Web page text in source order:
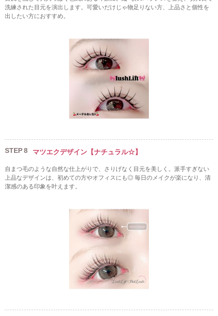
洗練された目元を演出します。可愛いだけじゃ物足りない方、上品さと個性を
出したい方におすすめ。
STEP8 マツエクデザイン【ナチュラル☆】
自まつ毛のような自然な仕上がりで、さりげなく目元を美しく。派手すぎない
上品なデザインは、初めての方やオフィスにも◎ 毎日のメイクが楽になり、清
潔感のある印象を叶えます。